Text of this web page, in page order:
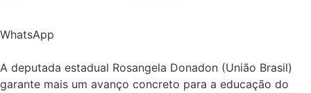
WhatsApp
A deputada estadual Rosangela Donadon (União Brasil)
garante mais um avanço concreto para a educação do